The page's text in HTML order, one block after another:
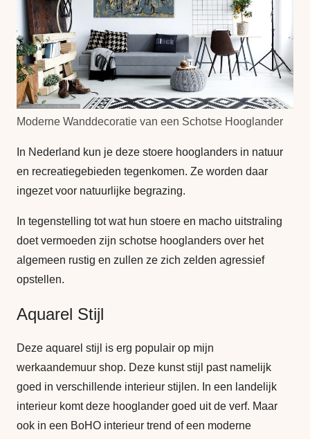
Moderne Wanddecoratie van een Schotse Hooglander
In Nederland kun je deze stoere hooglanders in natuur
en recreatiegebieden tegenkomen. Ze worden daar
ingezet voor natuurlijke begrazing.
In tegenstelling tot wat hun stoere en macho uitstraling
doet vermoeden zijn schotse hooglanders over het
algemeen rustig en zullen ze zich zelden agressief
opstellen.
Aquarel Stijl
Deze aquarel stijl is erg populair op mijn
werkaandemuur shop. Deze kunst stijl past namelijk
goed in verschillende interieur stijlen. In een landelijk
interieur komt deze hooglander goed uit de verf. Maar
ook in een BoHO interieur trend of een moderne